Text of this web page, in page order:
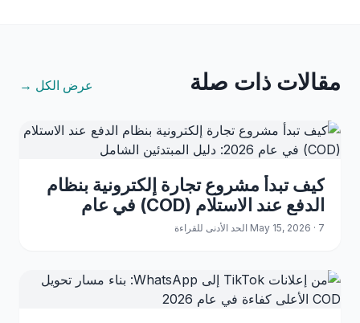
مقالات ذات صلة عرض الكل →
كيف تبدأ مشروع تجارة إلكترونية بنظام
الدفع عند الاستلام (COD) في عام
2026: دليل المبتدئين الشامل
May 15, 2026 · 7 الحد الأدنى للقراءة